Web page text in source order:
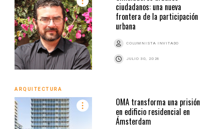
ciudadanos: una nueva
frontera de la participación
urbana
COLUMNISTA INVITADO
JULIO 30, 2026
ARQUITECTURA
OMA transforma una prisión
en edificio residencial en
Ámsterdam